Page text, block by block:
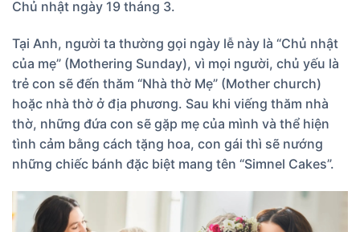
Chủ nhật ngày 19 tháng 3.
Tại Anh, người ta thường gọi ngày lễ này là “Chủ nhật
của mẹ” (Mothering Sunday), vì mọi người, chủ yếu là
trẻ con sẽ đến thăm “Nhà thờ Mẹ” (Mother church)
hoặc nhà thờ ở địa phương. Sau khi viếng thăm nhà
thờ, những đứa con sẽ gặp mẹ của mình và thể hiện
tình cảm bằng cách tặng hoa, con gái thì sẽ nướng
những chiếc bánh đặc biệt mang tên “Simnel Cakes”.